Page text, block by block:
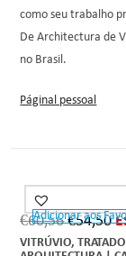
como seu trabalho
De Architectura de
no Brasil.
Páginal pessoal
OUT OF STOCK
Adicionar aos
€60,56 €54,50
VITRÚVIO,